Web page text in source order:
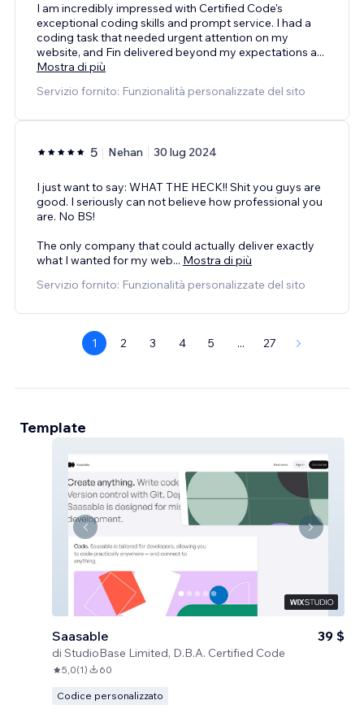
I am incredibly impressed with Certified Code's
exceptional coding skills and prompt service. I had a
coding task that needed urgent attention on my
website, and Fin delivered beyond my expectations a...
Mostra di più
Servizio fornito: Funzionalità personalizzate del sito
5 Nehan 30 lug 2024
I just want to say: WHAT THE HECK!! Shit you guys are
good. I seriously can not believe how professional you
are. No BS!
The only company that could actually deliver exactly
what I wanted for my web... Mostra di più
Servizio fornito: Funzionalità personalizzate del sito
1 2 3 4 5 ... 27
Template
Saasable
di StudioBase Limited, D.B.A. Certified Code
39 $
5,0(1) 60
Codice personalizzato